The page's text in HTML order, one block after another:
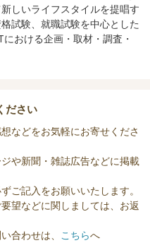
しいライフスタイルを提唱す
試験、就職試験を中心とした
おける企画・取材・調査・
ださい
などをお気軽にお寄せくださ
や新聞・雑誌広告などに掲載
ご記入をお願いいたします。
望などに関しましては、お返
合わせは、 こちらへ